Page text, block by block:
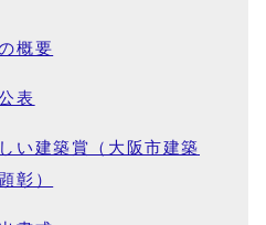
概要
表
い建築賞（大阪市建築
彰）